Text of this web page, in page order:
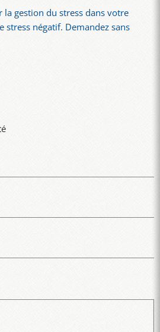
la gestion du stress dans votre
négatif. Demandez sans